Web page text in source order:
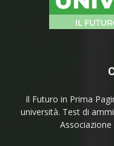
Il Futuro in Prima
università. Test di